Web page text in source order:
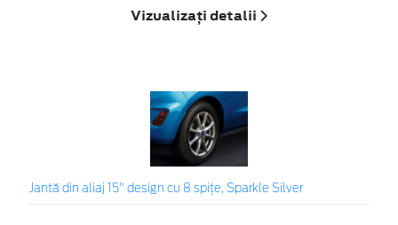
Vizualizați detalii
Jantă din aliaj 15" design cu 8 spițe, Sparkle Silver